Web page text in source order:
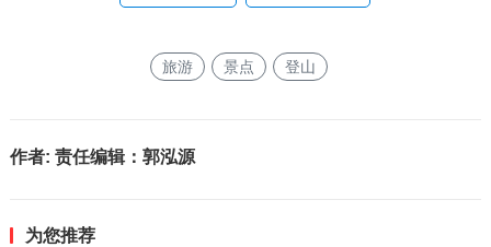
旅游 景点 登山
作者: 责任编辑：郭泓源
为您推荐